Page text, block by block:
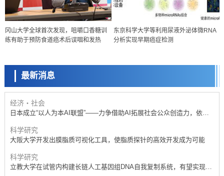
冈山大学全球首次发现，咀嚼口香糖训
练有助于预防食道癌术后误咽和发热
东京科学大学等利用尿液外泌体微RNA
分析实现早期癌症检测
最新消息
日本科研费增设国际共同研究强化新类别，促进青年研究人员赴海外开
展研究
科学研究
京都大学高效生成光的构成单元“光子”，可应用于量子计算机
经济・社会
日本成立“以人为本AI联盟”——力争借助AI拓展社会公众创造力，依托
产学合作推进研发
科学研究
大阪大学开发出膜脂质可视化工具，使脂质探针的高效开发成为可能
科学研究
立教大学在试管内构建长链人工基因组DNA自我复制系统，有望实现携
政策
日本科研费增设国际共同研究强化新类别，促进青年研究人员赴海外开